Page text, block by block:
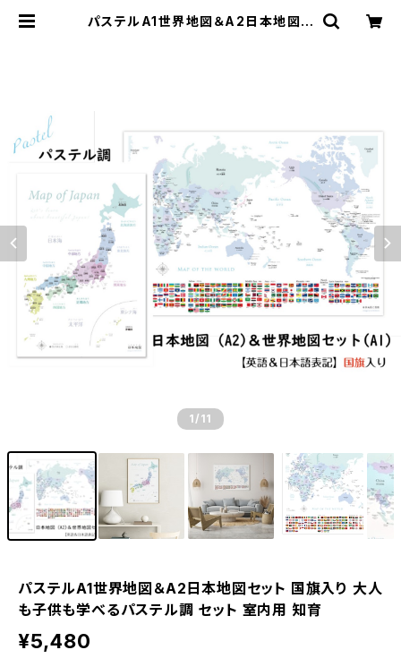
パステルA1世界地図＆A2日本地図セ
1 /11
パステルA1世界地図＆A2日本地図セット 国旗入り 大人
も子供も学べるパステル調 セット 室内用 知育
¥5,480